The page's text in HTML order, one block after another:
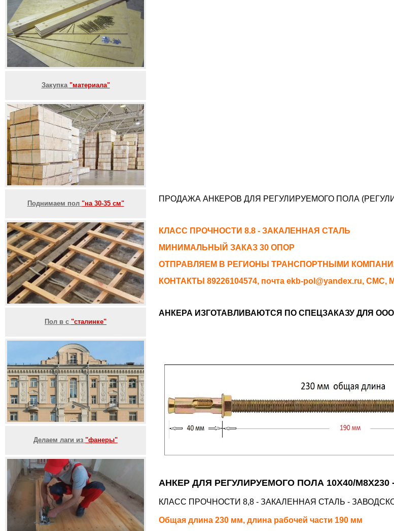
Закупка "материала"
Поднимаем пол "на 30-35 см"
Пол в с "сталинке"
Делаем лаги из "фанеры"
ПРОДАЖА АНКЕРОВ ДЛЯ РЕГУЛИРУЕМОГО ПОЛА
КЛАСС ПРОЧНОСТИ 8.8 - ЗАКАЛЕННАЯ СТАЛЬ
МИНИМАЛЬНЫЙ ЗАКАЗ 30 ОПОР
ОТПРАВЛЯЕМ В РЕГИОНЫ ТРАНСПОРТНЫМИ
КОНТАКТЫ 89226104574, почта ekb-pol@yandex.ru, СМС,
АНКЕРА ИЗГОТАВЛИВАЮТСЯ ПО СПЕЦЗАКАЗУ ДЛЯ
АНКЕР ДЛЯ РЕГУЛИРУЕМОГО ПОЛА 10Х40/
КЛАСС ПРОЧНОСТИ 8,8 - ЗАКАЛЕННАЯ СТАЛЬ -
Общая длина 230 мм, длина рабочей части 190 мм